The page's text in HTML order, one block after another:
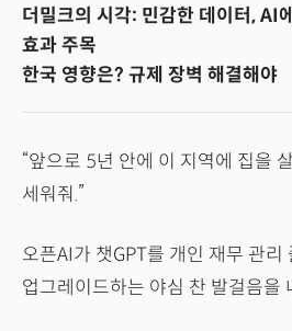
더밀크의 시각: 민감한 데이터, AI
효과 주목
한국 영향은? 규제 장벽 해결해야
“앞으로 5년 안에 이 지역에 집을
세워줘.”
오픈AI가 챗GPT를 개인 재무 관리
업그레이드하는 야심 찬 발걸음을